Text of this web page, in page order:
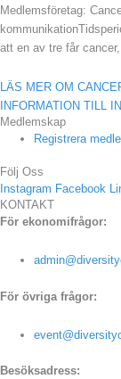
Medlemsföretag:
att en av tre får
LÄS MER OM
INFORMATION TILL
Medlemskap
Registrera
Följ Oss
Instagram Facebook
KONTAKT
För ekonomifrågor:
För övriga frågor:
Besöksadress: